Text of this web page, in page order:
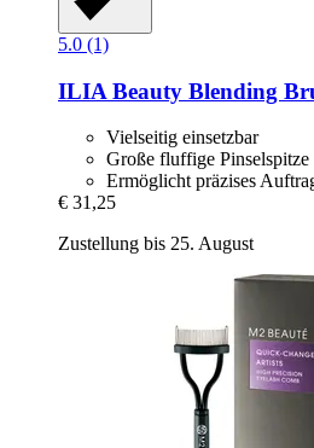
5.0 (1)
ILIA Beauty Blending
Vielseitig einsetzbar
Große fluffige Pinselspitze
Ermöglicht präzises
€ 31,25
Zustellung bis 25. August